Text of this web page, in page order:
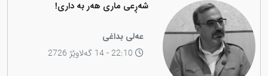
شەڕعی ماری هەر بە داری!
عەلی بداغی